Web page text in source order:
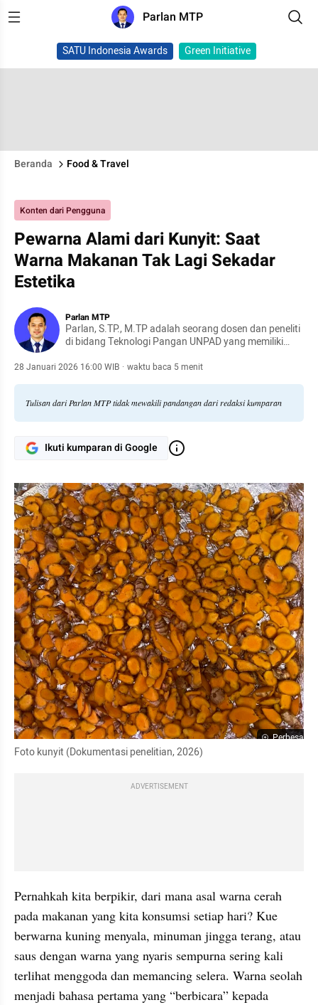
Parlan MTP
SATU Indonesia Awards Green Initiative
Beranda Food & Travel
Konten dari Pengguna
Pewarna Alami dari Kunyit: Saat
Warna Makanan Tak Lagi Sekadar
Estetika
Parlan MTP
Parlan, S.TP., M.TP adalah seorang dosen dan peneliti
di bidang Teknologi Pangan UNPAD yang memiliki
pangan, khususnya dalam formulasi produk kering
28 Januari 2026 16:00 WIB · waktu baca 5 menit
Tulisan dari Parlan MTP tidak mewakili pandangan dari redaksi kumparan
Ikuti kumparan di Google
Perbesar
Foto kunyit (Dokumentasi penelitian, 2026)
ADVERTISEMENT
Pernahkah kita berpikir, dari mana asal warna cerah
pada makanan yang kita konsumsi setiap hari? Kue
berwarna kuning menyala, minuman jingga terang, atau
saus dengan warna yang nyaris sempurna sering kali
terlihat menggoda dan memancing selera. Warna seolah
menjadi bahasa pertama yang “berbicara” kepada